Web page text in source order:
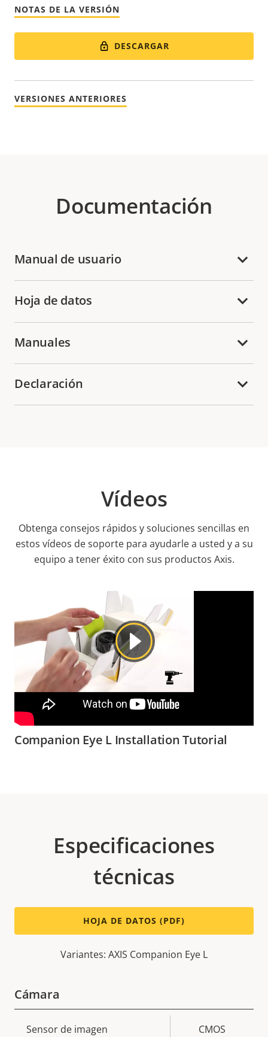
NOTAS DE LA VERSIÓN
DESCARGAR
VERSIONES ANTERIORES
Documentación
Manual de usuario
Hoja de datos
Manuales
Declaración
Vídeos
Obtenga consejos rápidos y soluciones sencillas en
estos vídeos de soporte para ayudarle a usted y a su
equipo a tener éxito con sus productos Axis.
Companion Eye L Installation Tutorial
Especificaciones
técnicas
HOJA DE DATOS (PDF)
Variantes: AXIS Companion Eye L
Cámara
Descripción
Sensor de imagen CMOS